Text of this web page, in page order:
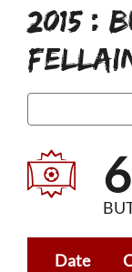
2015 :
6
Date